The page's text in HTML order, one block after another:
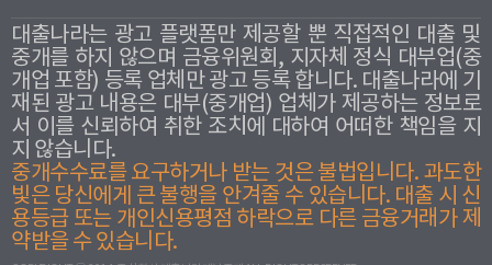
대출나라는 광고 플랫폼만 제공할 뿐 직접적인 대출 및
중개를 하지 않으며 금융위원회, 지자체 정식 대부업(중
개업 포함) 등록 업체만 광고 등록 합니다. 대출나라에 기
재된 광고 내용은 대부(중개업) 업체가 제공하는 정보로
서 이를 신뢰하여 취한 조치에 대하여 어떠한 책임을 지
지 않습니다.
중개수수료를 요구하거나 받는 것은 불법입니다. 과도한
빛은 당신에게 큰 불행을 안겨줄 수 있습니다. 대출 시 신
용등급 또는 개인신용평점 하락으로 다른 금융거래가 제
약받을 수 있습니다.